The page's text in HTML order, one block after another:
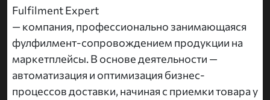
Fulfilment Expert
— компания, профессионально занимающаяся
фулфилмент-сопровождением продукции на
маркетплейсы. В основе деятельности —
автоматизация и оптимизация бизнес-
процессов доставки, начиная с приемки товара у